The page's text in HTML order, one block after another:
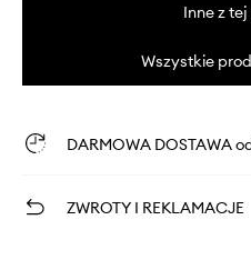
Inne z
Wszystkie
DARMOWA DOSTAWA
ZWROTY I REKLAMACJE